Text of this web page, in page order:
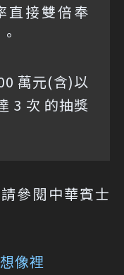
直接雙倍奉
萬元(含)以
3 次 的抽獎
參閱中華賓士
像裡